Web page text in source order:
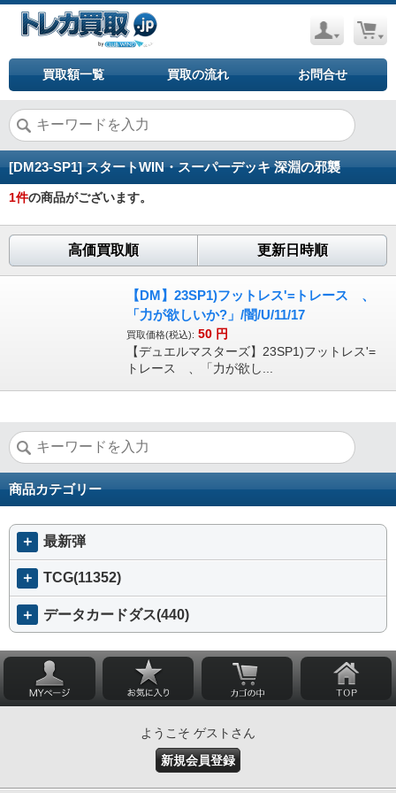
買取額一覧 買取の流れ お問合せ
[DM23-SP1] スタートWIN・スーパーデッキ 深淵の邪襲
1件の商品がございます。
高価買取順 更新日時順
【DM】23SP1)フットレス'=トレース 、
「力が欲しいか?」/闇/U/11/17
買取価格(税込): 50 円
【デュエルマスターズ】23SP1)フットレス'=
トレース 、「力が欲し...
商品カテゴリー
＋ 最新弾
＋ TCG(11352)
＋ データカードダス(440)
ようこそ ゲストさん
新規会員登録